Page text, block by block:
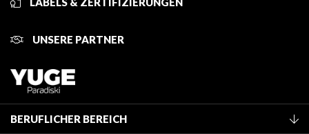
UNSERE PARTNER
BERUFLICHER BEREICH